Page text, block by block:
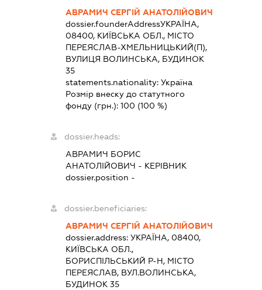
АВРАМИЧ СЕРГІЙ АНАТОЛІЙОВИЧ
dossier.founderAddressУКРАЇНА,
08400, КИЇВСЬКА ОБЛ., МІСТО
ПЕРЕЯСЛАВ-ХМЕЛЬНИЦЬКИЙ(П),
ВУЛИЦЯ ВОЛИНСЬКА, БУДИНОК
35
statements.nationality: Україна
Розмір внеску до статутного
фонду (грн.): 100 (100 %)
dossier.heads:
АВРАМИЧ БОРИС
АНАТОЛІЙОВИЧ - КЕРІВНИК
dossier.position -
dossier.beneficiaries:
АВРАМИЧ СЕРГІЙ АНАТОЛІЙОВИЧ
dossier.address: УКРАЇНА, 08400,
КИЇВСЬКА ОБЛ.,
БОРИСПІЛЬСЬКИЙ Р-Н, МІСТО
ПЕРЕЯСЛАВ, ВУЛ.ВОЛИНСЬКА,
БУДИНОК 35